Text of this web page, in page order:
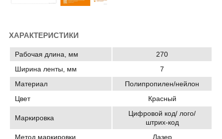
ХАРАКТЕРИСТИКИ
Рабочая длина, мм
270
Ширина ленты, мм
7
Материал
Полипропилен/нейлон
Цвет
Красный
Маркировка
Цифровой код/ лого/
штрих-код
Метод маркировки
Лазер